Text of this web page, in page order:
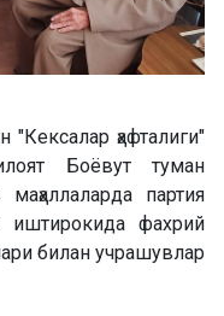
ҳафталиги"
Боёвут туман
партия
иштирокида фахрий
билан учрашувлар